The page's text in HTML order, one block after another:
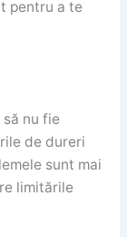
pentru a te
nu fie
de dureri
sunt mai
limitările